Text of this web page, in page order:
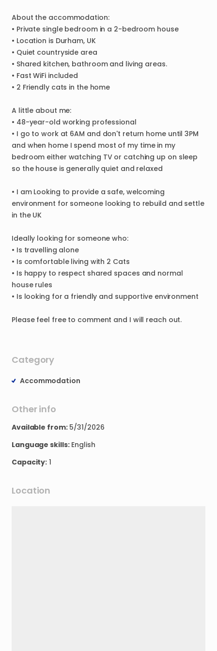
About the accommodation:
• Private single bedroom in a 2-bedroom house
• Location is Durham​,​ UK
• Quiet countryside area
• Shared kitchen​,​ bathroom and living areas.
• Fast WiFi included
• 2 Friendly cats in the home
A little about me:
• 48-year-old working professional
• I go to work at 6AM and don't return home until 3PM
and when home I spend most of my time in my
bedroom either watching TV or catching up on sleep
so the house is generally quiet and relaxed
• I am Looking to provide a safe​,​ welcoming
environment for someone looking to rebuild and settle
in the UK
Ideally looking for someone who:
• Is travelling alone
• Is comfortable living with 2 Cats
• Is happy to respect shared spaces and normal
house rules
• Is looking for a friendly and supportive environment
Please feel free to comment and I will reach out.
Category
Accommodation
Other info
Available from: 5/31/2026
Language skills: English
Capacity: 1
Location